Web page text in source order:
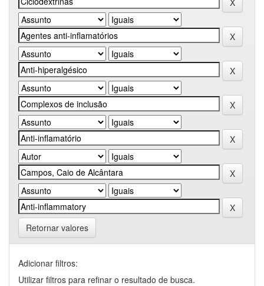
Retornar valores
Adicionar filtros:
Utilizar filtros para refinar o resultado de busca.